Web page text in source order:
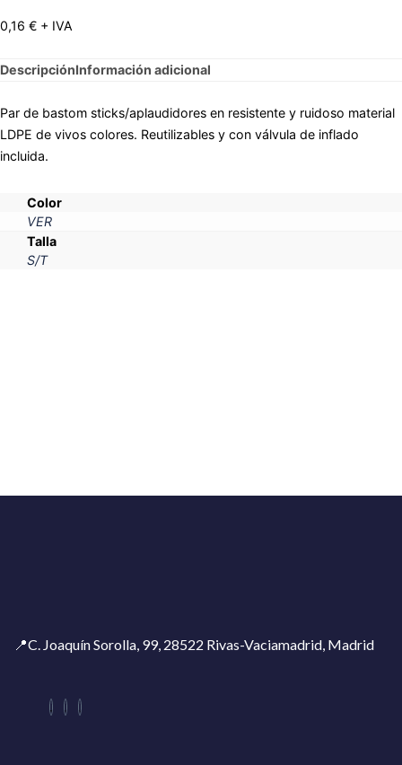
0,16 € + IVA
DescripciónInformación adicional
Par de bastom sticks/aplaudidores en resistente y ruidoso material
LDPE de vivos colores. Reutilizables y con válvula de inflado
incluida.
Color
VER
Talla
S/T
📍C. Joaquín Sorolla, 99, 28522 Rivas-Vaciamadrid, Madrid